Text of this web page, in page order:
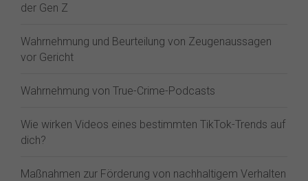
der Gen Z⁠
Wahrnehmung und Beurteilung von Zeugenaussagen
vor Gericht
Wahrnehmung von True-Crime-Podcasts
Wie wirken Videos eines bestimmten TikTok-Trends auf
dich?
Maßnahmen zur Förderung von nachhaltigem Verhalten